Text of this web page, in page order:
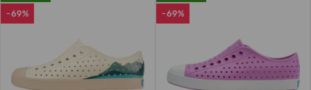
-69% -69%